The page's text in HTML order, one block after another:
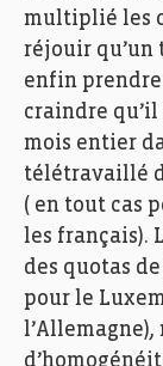
multiplié les
réjouir
enfin prendre
craindre
mois entier
télétravaillé
( en tout cas
les français).
des quotas
pour le